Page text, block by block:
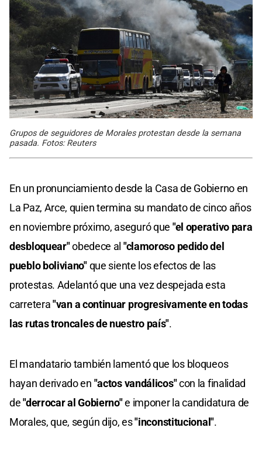
Grupos de seguidores de Morales protestan desde la semana
pasada. Fotos: Reuters
En un pronunciamiento desde la Casa de Gobierno en
La Paz, Arce, quien termina su mandato de cinco años
en noviembre próximo, aseguró que "el operativo para
desbloquear"obedece al "clamoroso pedido del
pueblo boliviano"que siente los efectos de las
protestas. Adelantó que una vez despejada esta
carretera"van a continuar progresivamente en todas
las rutas troncales de nuestro país".
El mandatario también lamentó que los bloqueos
hayan derivado en "actos vandálicos"con la finalidad
de"derrocar al Gobierno"e imponer la candidatura de
Morales, que, según dijo, es"inconstitucional".